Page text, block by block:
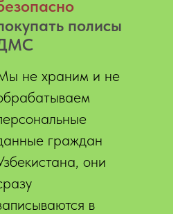
полисы
не храним и не
граждан
они
в